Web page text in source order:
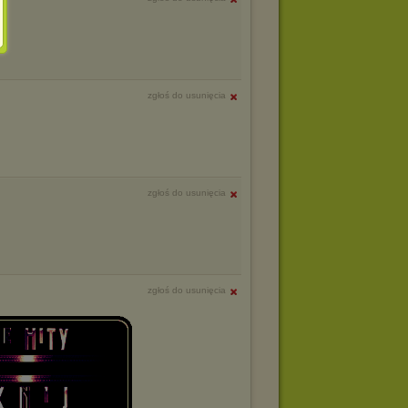
zgłoś do usunięcia
zgłoś do usunięcia
zgłoś do usunięcia